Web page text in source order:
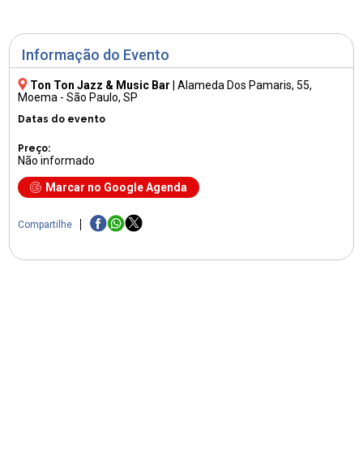
Informação do Evento
Ton Ton Jazz & Music Bar | Alameda Dos Pamaris, 55
Moema - São Paulo, SP
Datas do evento
Preço:
Não informado
Marcar no Google Agenda
Compartilhe